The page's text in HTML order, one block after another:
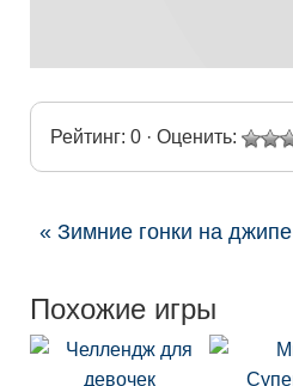
Рейтинг: 0 · Оценить:
« Зимние гонки на джипе
Похожие игры